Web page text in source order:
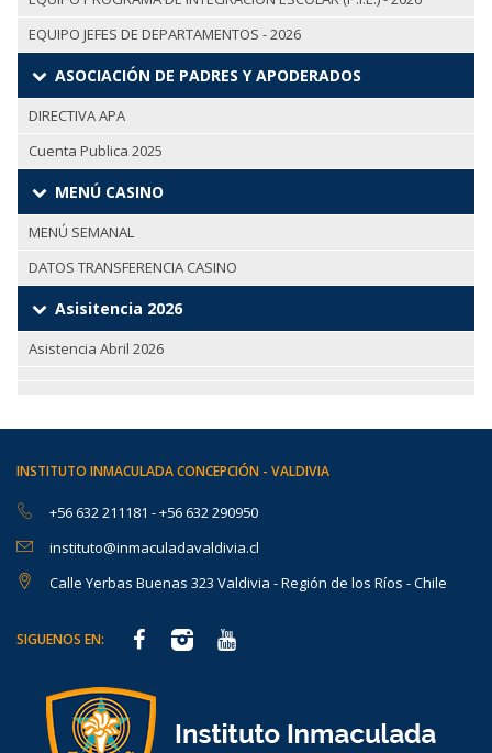
EQUIPO JEFES DE DEPARTAMENTOS - 2026
ASOCIACIÓN DE PADRES Y APODERADOS
DIRECTIVA APA
Cuenta Publica 2025
MENÚ CASINO
MENÚ SEMANAL
DATOS TRANSFERENCIA CASINO
Asisitencia 2026
Asistencia Abril 2026
INSTITUTO INMACULADA CONCEPCIÓN - VALDIVIA
+56 632 211181 -+56 632 290950
instituto@inmaculadavaldivia.cl
Calle Yerbas Buenas 323 Valdivia - Región de los Ríos - Chile
SIGUENOS EN: